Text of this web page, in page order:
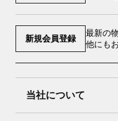
新規会員登録
最新の
他にも
当社について